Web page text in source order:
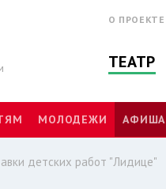
О ПРОЕКТЕ
ТЕАТР
МОЛОДЕЖИ АФИША
детских работ "Лидице"